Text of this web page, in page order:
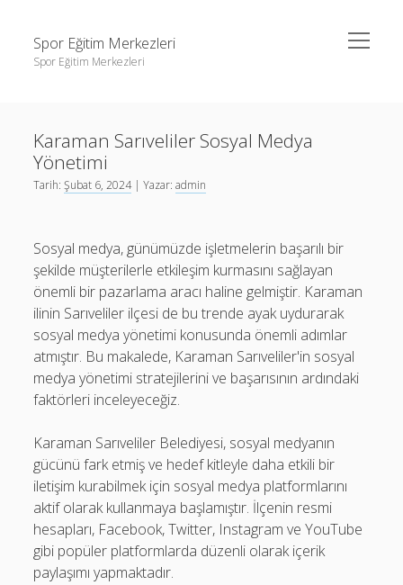
Spor Eğitim Merkezleri
Spor Eğitim Merkezleri
menüyü
aç
Sayfa Listesi
Şifresiz Instagram Beğeni Arttırma
Liste
Şifresiz Instagram Beğeni Arttırma
Tiktok Yorum Yükleme Bedava
Karaman Sarıveliler Sosyal Medya
Yönetimi
Tarih:Şubat 6, 2024| Yazar:admin
Sosyal medya, günümüzde işletmelerin başarılı bir
şekilde müşterilerle etkileşim kurmasını sağlayan
önemli bir pazarlama aracı haline gelmiştir. Karaman
ilinin Sarıveliler ilçesi de bu trende ayak uydurarak
sosyal medya yönetimi konusunda önemli adımlar
atmıştır. Bu makalede, Karaman Sarıveliler'in sosyal
medya yönetimi stratejilerini ve başarısının ardındaki
faktörleri inceleyeceğiz.
Karaman Sarıveliler Belediyesi, sosyal medyanın
gücünü fark etmiş ve hedef kitleyle daha etkili bir
iletişim kurabilmek için sosyal medya platformlarını
aktif olarak kullanmaya başlamıştır. İlçenin resmi
hesapları, Facebook, Twitter, Instagram ve YouTube
gibi popüler platformlarda düzenli olarak içerik
paylaşımı yapmaktadır.